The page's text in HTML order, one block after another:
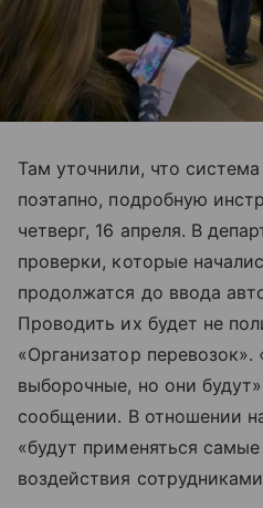
Там уточнили, что
поэтапно, подробную
четверг, 16 апреля. В
проверки, которые
продолжатся до ввода
Проводить их будет не
«Организатор
выборочные, но они
сообщении. В отношении
«будут применяться
воздействия